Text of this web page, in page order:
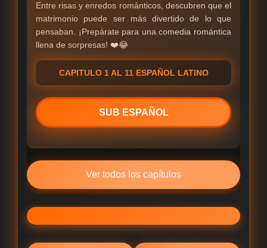
Entre risas y enredos románticos, descubren que el
matrimonio puede ser más divertido de lo que
pensaban. ¡Prepárate para una comedia romántica
llena de sorpresas! ❤️😂
CAPITULO 1 AL 11 ESPAÑOL LATINO
SUB ESPAÑOL
Ver todos los capítulos